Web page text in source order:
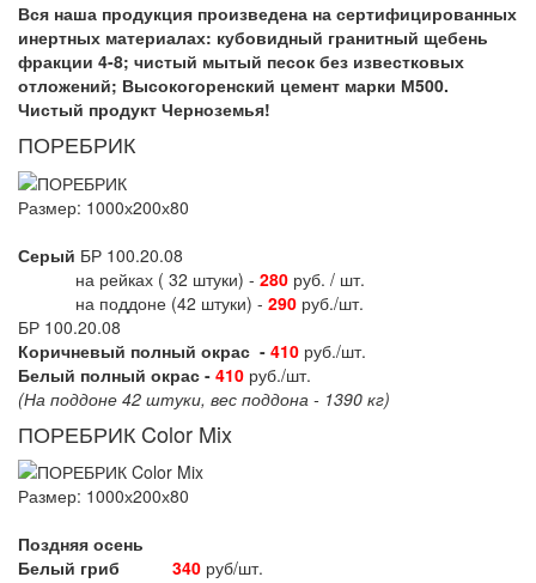
Вся наша продукция произведена на сертифицированных
инертных материалах: кубовидный гранитный щебень
фракции 4-8; чистый мытый песок без известковых
отложений; Высокогоренский цемент марки М500.
Чистый продукт Черноземья!
ПОРЕБРИК
Размер: 1000х200х80
Серый БР 100.20.08
на рейках ( 32 штуки) - 280 руб. / шт.
на поддоне (42 штуки) - 290 руб./шт.
БР 100.20.08
Коричневый полный окрас - 410 руб./шт.
Белый полный окрас - 410 руб./шт.
(На поддоне 42 штуки, вес поддона - 1390 кг)
ПОРЕБРИК Color Mix
Размер: 1000х200х80
Поздняя осень
Белый гриб 340 руб/шт.